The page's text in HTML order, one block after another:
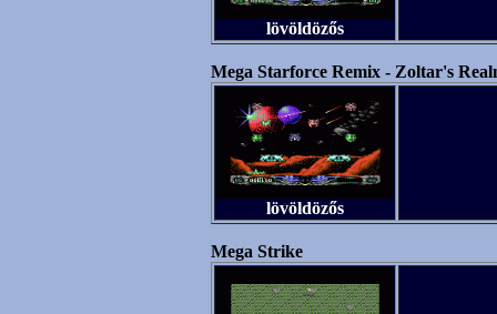
lövöldözős
Mega Starforce Remix - Zoltar's
lövöldözős
Mega Strike